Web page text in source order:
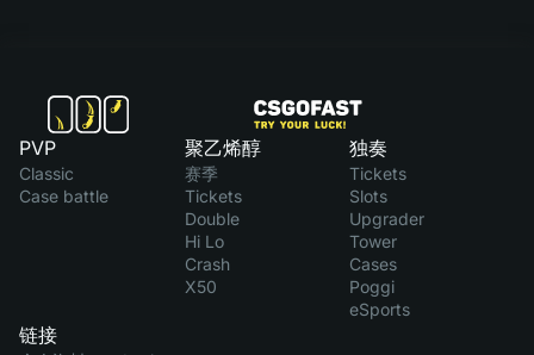
PVP
Classic
Case battle
聚乙烯醇
赛季
Tickets
Double
Hi Lo
Crash
X50
独奏
Tickets
Slots
Upgrader
Tower
Cases
Poggi
eSports
链接